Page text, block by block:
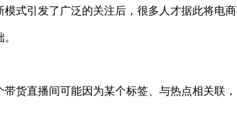
式引发了广泛的关注后，很多人才据此将电商
货直播间可能因为某个标签、与热点相关联